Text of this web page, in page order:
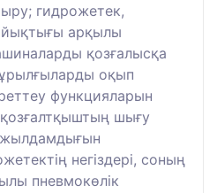
гидрожетек,
арқылы
қозғалысқа
оқып
функцияларын
шығу
негіздері, соның
пневмокөлік